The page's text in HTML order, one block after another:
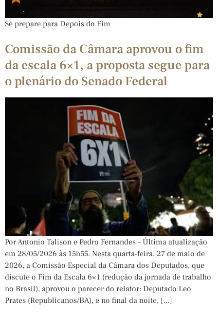
Se prepare para Depois do Fim
Comissão da Câmara aprovou o fim
da escala 6×1, a proposta segue para
o plenário do Senado Federal
Por Antonio Talison e Pedro Fernandes – Última atualização
em 28/05/2026 às 15h55. Nesta quarta-feira, 27 de maio de
2026, a Comissão Especial da Câmara dos Deputados, que
discute o Fim da Escala 6×1 (redução da jornada de trabalho
no Brasil), aprovou o parecer do relator: Deputado Leo
Prates (Republicanos/BA), e no final da noite, […]